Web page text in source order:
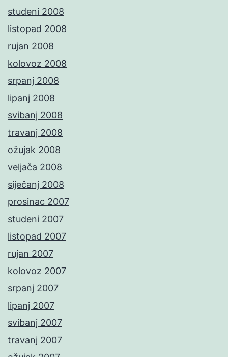
studeni 2008
listopad 2008
rujan 2008
kolovoz 2008
srpanj 2008
lipanj 2008
svibanj 2008
travanj 2008
ožujak 2008
veljača 2008
siječanj 2008
prosinac 2007
studeni 2007
listopad 2007
rujan 2007
kolovoz 2007
srpanj 2007
lipanj 2007
svibanj 2007
travanj 2007